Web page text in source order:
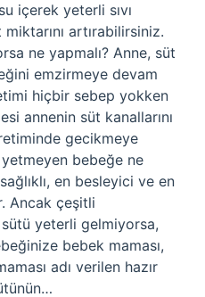
içerek yeterli sıvı
artırabilirsiniz.
ne yapmalı? Anne, süt
emzirmeye devam
hiçbir sebep yokken
annenin süt kanallarını
gecikmeye
bebeğe ne
en besleyici ve en
Ancak çeşitli
yeterli gelmiyorsa,
bebek maması,
adı verilen hazır